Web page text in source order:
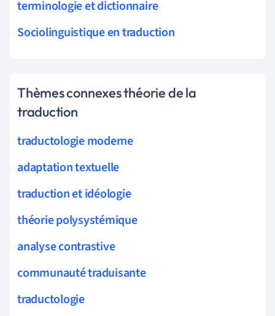
terminologie et dictionnaire
Sociolinguistique en traduction
Thèmes connexes théorie de la
traduction
traductologie moderne
adaptation textuelle
traduction et idéologie
théorie polysystémique
analyse contrastive
communauté traduisante
traductologie